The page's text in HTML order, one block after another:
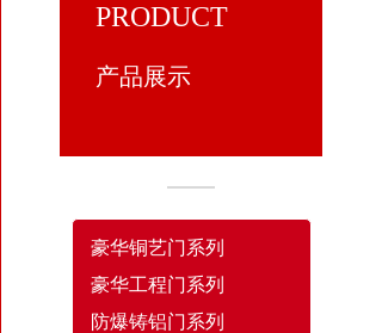
产品展示
PRODUCT
豪华铜艺门系列
豪华工程门系列
防爆铸铝门系列